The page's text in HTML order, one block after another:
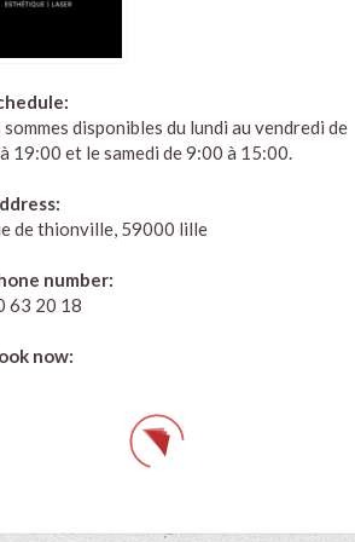
sommes disponibles du lundi au vendredi de
19:00 et le samedi de 9:00 à 15:00.
de thionville, 59000 lille
number:
63 20 18
now: